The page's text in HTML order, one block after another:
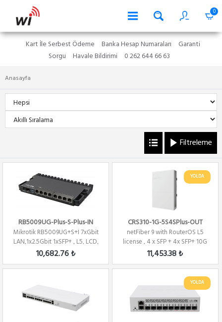
0
Kart İle Serbest Ödeme Banka Hesap Numaraları
Garanti
Sorgu
Havale Bildirimi 0 262 644 66 63
Anasayfa
Filtreleme
RB5009UG-Plus-S-Plus-IN
Mikrotik RB5009UG+S+I 7xGbit
LAN,1x2.5Gbit 1xSFP+ , L5, LCD,
1U, ...
10,682.76 ₺
YOLDA
CRS310-1G-5S4SPlus-OUT
netFiber 9 with RouterOS L5
license , 4 x SFP + 4x SFP+ 10G
+ 1 x ...
11,453.38 ₺
YOLDA